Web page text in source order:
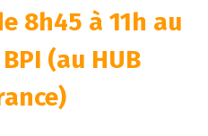
8h45 à 11h au
(au HUB